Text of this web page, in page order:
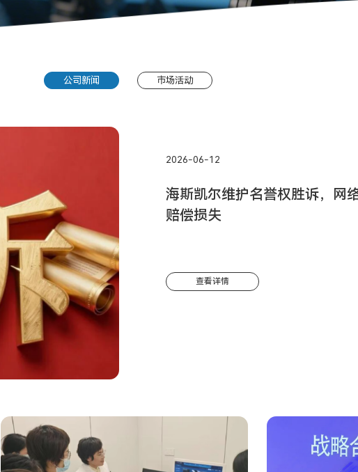
公司新闻 市场活动
2026-06-12
海斯凯尔维护名誉权胜诉，网
赔偿损失
查看详情